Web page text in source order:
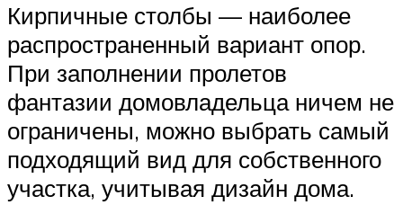
Кирпичные столбы — наиболее
распространенный вариант опор.
При заполнении пролетов
фантазии домовладельца ничем не
ограничены, можно выбрать самый
подходящий вид для собственного
участка, учитывая дизайн дома.